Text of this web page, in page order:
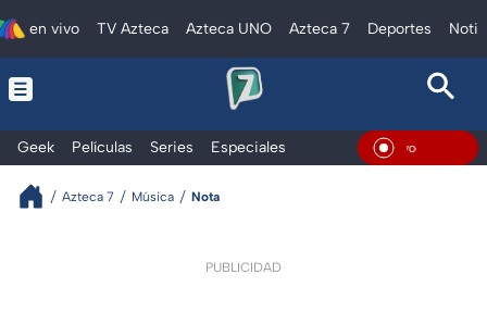
en vivo TV Azteca Azteca UNO Azteca 7 Deportes
Geek Películas Series Especiales En Vivo
Azteca 7 Música Nota
PUBLICIDAD